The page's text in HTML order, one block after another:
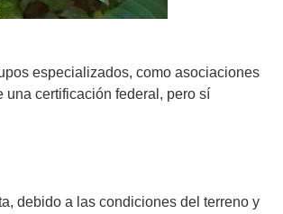
especializados, como asociaciones
certificación federal, pero sí
debido a las condiciones del terreno y